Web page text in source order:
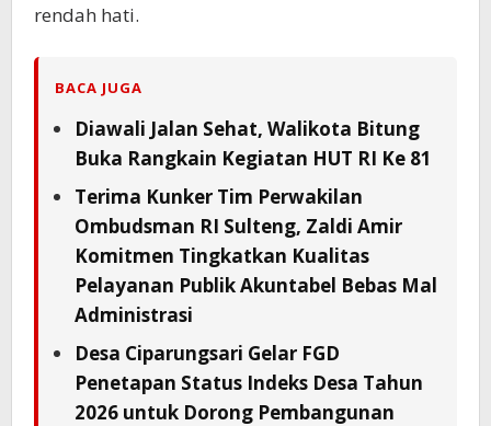
rendah hati.
BACA JUGA
Diawali Jalan Sehat, Walikota Bitung
Buka Rangkain Kegiatan HUT RI Ke 81
Terima Kunker Tim Perwakilan
Ombudsman RI Sulteng, Zaldi Amir
Komitmen Tingkatkan Kualitas
Pelayanan Publik Akuntabel Bebas Mal
Administrasi
Desa Ciparungsari Gelar FGD
Penetapan Status Indeks Desa Tahun
2026 untuk Dorong Pembangunan